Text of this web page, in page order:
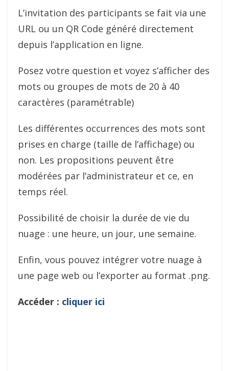
L’invitation des participants se fait via une
URL ou un QR Code généré directement
depuis l’application en ligne.
Posez votre question et voyez s’afficher des
mots ou groupes de mots de 20 à 40
caractères (paramétrable)
Les différentes occurrences des mots sont
prises en charge (taille de l’affichage) ou
non. Les propositions peuvent être
modérées par l’administrateur et ce, en
temps réel.
Possibilité de choisir la durée de vie du
nuage : une heure, un jour, une semaine.
Enfin, vous pouvez intégrer votre nuage à
une page web ou l’exporter au format .png.
Accéder : cliquer ici